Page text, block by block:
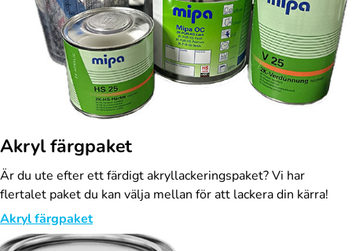
Akryl färgpaket
Är du ute efter ett färdigt akryllackeringspaket? Vi har
flertalet paket du kan välja mellan för att lackera din kärra!
Akryl färgpaket